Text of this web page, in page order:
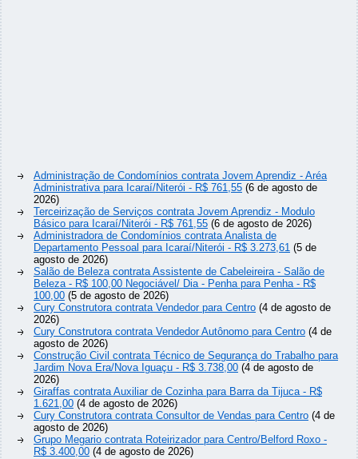
Administração de Condomínios contrata Jovem Aprendiz - Aréa
Administrativa para Icaraí/Niterói - R$ 761,55 (6 de agosto de
2026)
Terceirização de Serviços contrata Jovem Aprendiz - Modulo
Básico para Icaraí/Niterói - R$ 761,55 (6 de agosto de 2026)
Administradora de Condomínios contrata Analista de
Departamento Pessoal para Icaraí/Niterói - R$ 3.273,61 (5 de
agosto de 2026)
Salão de Beleza contrata Assistente de Cabeleireira - Salão de
Beleza - R$ 100,00 Negociável/ Dia - Penha para Penha - R$
100,00 (5 de agosto de 2026)
Cury Construtora contrata Vendedor para Centro (4 de agosto de
2026)
Cury Construtora contrata Vendedor Autônomo para Centro (4 de
agosto de 2026)
Construção Civil contrata Técnico de Segurança do Trabalho para
Jardim Nova Era/Nova Iguaçu - R$ 3.738,00 (4 de agosto de
2026)
Giraffas contrata Auxiliar de Cozinha para Barra da Tijuca - R$
1.621,00 (4 de agosto de 2026)
Cury Construtora contrata Consultor de Vendas para Centro (4 de
agosto de 2026)
Grupo Megario contrata Roteirizador para Centro/Belford Roxo -
R$ 3.400,00 (4 de agosto de 2026)